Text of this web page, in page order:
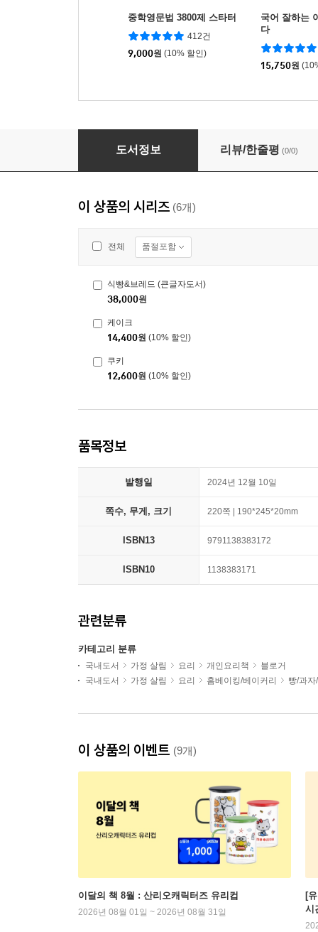
중학영문법 3800제 스타터
412건
9,000원 (10% 할인)
국어 잘하는
다
15,750원
식빵&브레드
도서정보 리뷰/한줄평 (0/0)
이 상품의 시리즈 (6개)
전체 품절포함
식빵&브레드 (큰글자도서)
38,000원
케이크
14,400원 (10% 할인)
쿠키
12,600원 (10% 할인)
품목정보
발행일 2024년 12월 10일
쪽수, 무게, 크기 220쪽 | 190*245*20mm
ISBN13 9791138383172
ISBN10 1138383171
관련분류
카테고리 분류
국내도서 가정 살림 요리 개인요리책
블로거
국내도서
가정 살림 요리 홈베이킹/베이커리 빵/과자
이 상품의 이벤트 (9개)
이달의 책 8월 : 산리오캐릭터즈 유리컵
2026년 08월 01일 ~ 2026년 08월 31일
[
시